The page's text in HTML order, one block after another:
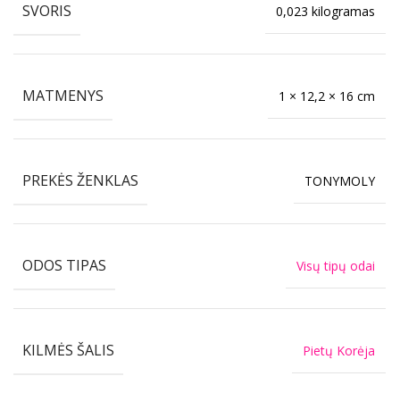
SVORIS 0,023 kilogramas
MATMENYS 1 × 12,2 × 16 cm
PREKĖS ŽENKLAS TONYMOLY
ODOS TIPAS Visų tipų odai
KILMĖS ŠALIS Pietų Korėja